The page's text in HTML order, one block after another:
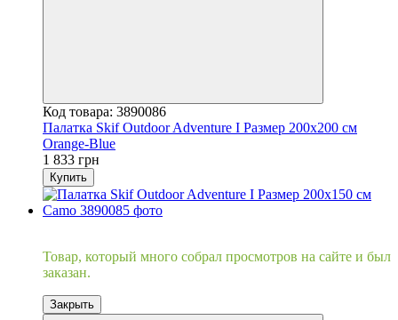
Код товара: 3890086
Палатка Skif Outdoor Adventure I Размер 200x200 см
Orange-Blue
1 833 грн
Купить
Товар, который много собрал просмотров на сайте и был
заказан.
Закрыть